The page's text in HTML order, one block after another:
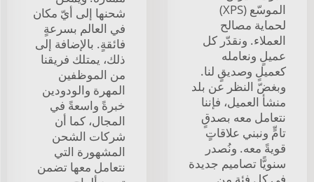
الموسّع (XPS)
لحماية مصالح
العملاء. ونقدّر كل
عميلٍ ونعامله
كعميلٍ وصديقٍ لنا.
وبغضّ النظر عن بلد
منشأ العميل، فإننا
نتعامل معه بصدقٍ
تامٍّ ونبني علاقاتٍ
قويةً معه. ونُصدر
سنويًّا تصاميم جديدة
شحنها إلى أيّ مكان
في العالم بسرعةٍ
فائقةٍ. بالإضافة إلى
ذلك، يمتلك فريقنا
من الموظفين
المهرة والودودين
خبرةً واسعةً في
المجال، كما أن
شركات الشحن
المشهورة التي
نتعامل معها تضمن